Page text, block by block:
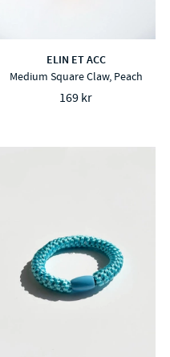
ELIN ET ACC
Medium Square Claw, Peach
169 kr